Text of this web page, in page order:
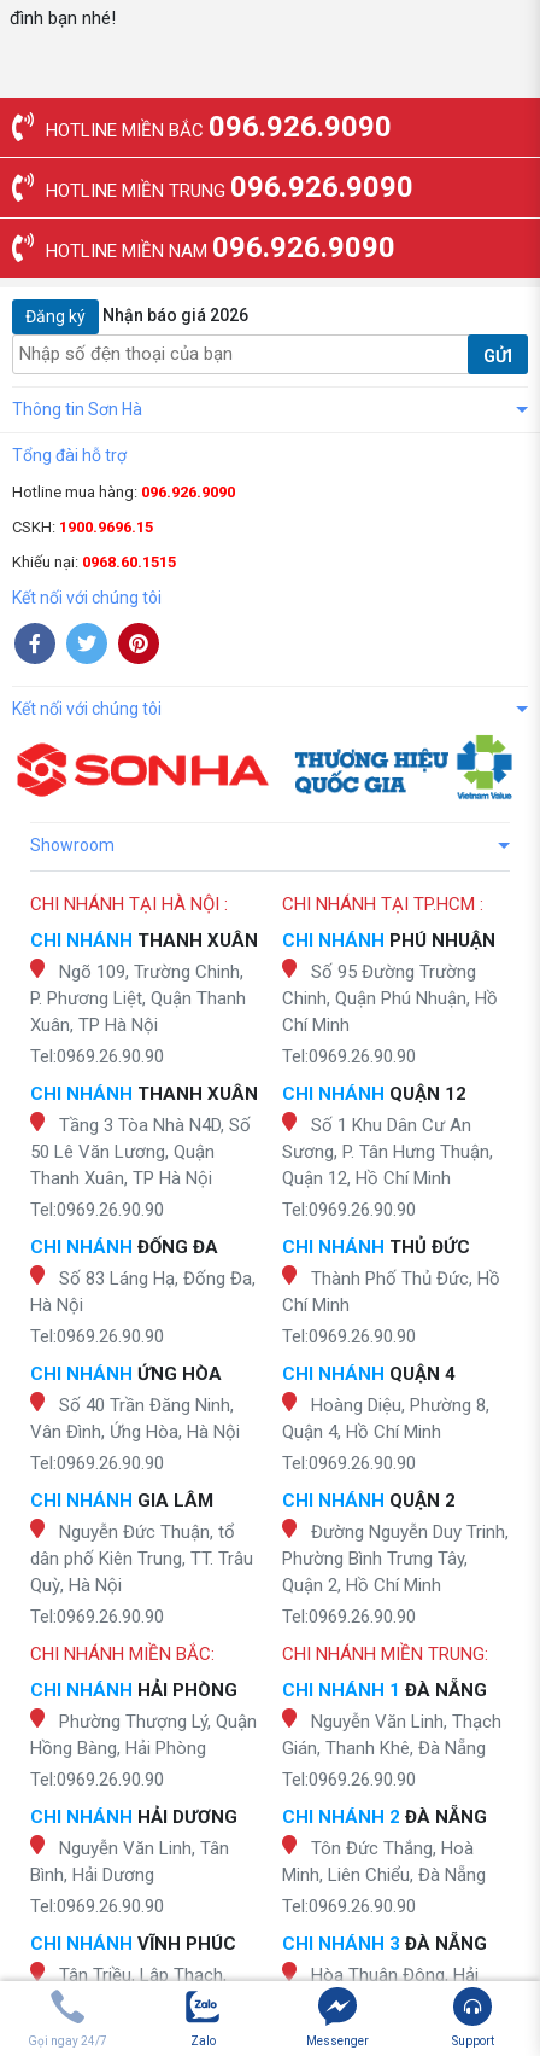
đình bạn nhé!
HOTLINE MIỀN BẮC 096.926.9090
HOTLINE MIỀN TRUNG 096.926.9090
HOTLINE MIỀN NAM 096.926.9090
Đăng ký Nhận báo giá 2026
GỬI
Thông tin Sơn Hà
Tổng đài hỗ trợ
Hotline mua hàng: 096.926.9090
CSKH: 1900.9696.15
Khiếu nại: 0968.60.1515
Kết nối với chúng tôi
Kết nối với chúng tôi
Showroom
CHI NHÁNH TẠI HÀ NỘI :
CHI NHÁNH THANH XUÂN
Ngõ 109, Trường Chinh,
P. Phương Liệt, Quận Thanh
Xuân, TP Hà Nội
Tel:0969.26.90.90
CHI NHÁNH THANH XUÂN
Tầng 3 Tòa Nhà N4D, Số
50 Lê Văn Lương, Quận
Thanh Xuân, TP Hà Nội
Tel:0969.26.90.90
CHI NHÁNH ĐỐNG ĐA
Số 83 Láng Hạ, Đống Đa,
Hà Nội
Tel:0969.26.90.90
CHI NHÁNH ỨNG HÒA
Số 40 Trần Đăng Ninh,
Vân Đình, Ứng Hòa, Hà Nội
Tel:0969.26.90.90
CHI NHÁNH GIA LÂM
Nguyễn Đức Thuận, tổ
dân phố Kiên Trung, TT. Trâu
Quỳ, Hà Nội
Tel:0969.26.90.90
CHI NHÁNH TẠI TP.HCM :
CHI NHÁNH PHÚ NHUẬN
Số 95 Đường Trường
Chinh, Quận Phú Nhuận, Hồ
Chí Minh
Tel:0969.26.90.90
CHI NHÁNH QUẬN 12
Số 1 Khu Dân Cư An
Sương, P. Tân Hưng Thuận,
Quận 12, Hồ Chí Minh
Tel:0969.26.90.90
CHI NHÁNH THỦ ĐỨC
Thành Phố Thủ Đức, Hồ
Chí Minh
Tel:0969.26.90.90
CHI NHÁNH QUẬN 4
Hoàng Diệu, Phường 8,
Quận 4, Hồ Chí Minh
Tel:0969.26.90.90
CHI NHÁNH QUẬN 2
Đường Nguyễn Duy Trinh,
Phường Bình Trưng Tây,
Quận 2, Hồ Chí Minh
Tel:0969.26.90.90
CHI NHÁNH MIỀN BẮC:
CHI NHÁNH HẢI PHÒNG
Phường Thượng Lý, Quận
Hồng Bàng, Hải Phòng
Tel:0969.26.90.90
CHI NHÁNH HẢI DƯƠNG
Nguyễn Văn Linh, Tân
Bình, Hải Dương
Tel:0969.26.90.90
CHI NHÁNH VĨNH PHÚC
Tân Triều, Lập Thạch,
Vĩnh Phúc
Tel:0969.26.90.90
CHI NHÁNH MIỀN TRUNG:
CHI NHÁNH 1 ĐÀ NẴNG
Nguyễn Văn Linh, Thạch
Gián, Thanh Khê, Đà Nẵng
Tel:0969.26.90.90
CHI NHÁNH 2 ĐÀ NẴNG
Tôn Đức Thắng, Hoà
Minh, Liên Chiểu, Đà Nẵng
Tel:0969.26.90.90
CHI NHÁNH 3 ĐÀ NẴNG
Hòa Thuận Đông, Hải
Châu, Đà Nẵng
Tel:0969.26.90.90
Gọi ngay 24/7 Zalo Messenger Support